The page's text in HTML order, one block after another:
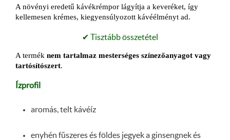
A növényi eredetű kávékrémpor lágyítja a keveréket, így
kellemesen krémes, kiegyensúlyozott kávéélményt ad.
✔ Tisztább összetétel
A termék nem tartalmaz mesterséges színezőanyagot vagy
tartósítószert.
Ízprofil
aromás, telt kávéíz
enyhén fűszeres és földes jegyek a ginsengnek és